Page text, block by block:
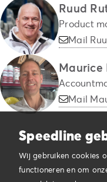
Ruud
Product
Mail
Maurice
Mail
Speedline
Wij gebruiken cookies
functioneren en om